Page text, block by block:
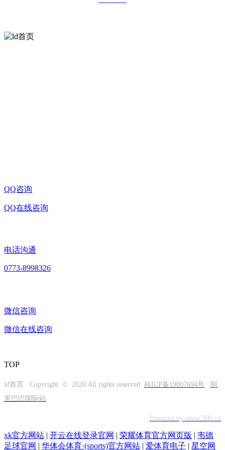
QQ咨询
QQ在线咨询
电话沟通
0773-8998326
微信咨询
微信在线咨询
TOP
ld首页 Copyright © 2020 All rights reserved 桂ICP备19007694号
阿
里巴巴国际站
Powered by www.300.cn
xk官方网站 | 开云在线登录官网 | 荣耀体育官方网页版 | 韦德
足球官网 | 华体会体育·(sports)官方网站 | 爱体育电子 | 星空网